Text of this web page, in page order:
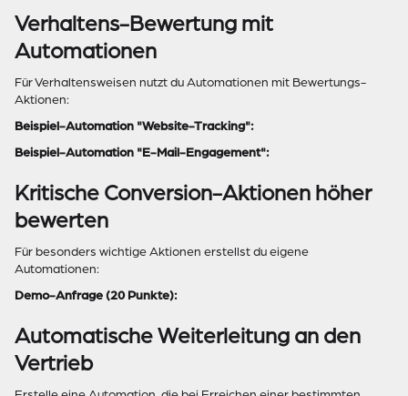
Verhaltens-Bewertung mit
Automationen
Für Verhaltensweisen nutzt du Automationen mit Bewertungs-
Aktionen:
Beispiel-Automation "Website-Tracking":
Beispiel-Automation "E-Mail-Engagement":
Kritische Conversion-Aktionen höher
bewerten
Für besonders wichtige Aktionen erstellst du eigene
Automationen:
Demo-Anfrage (20 Punkte):
Automatische Weiterleitung an den
Vertrieb